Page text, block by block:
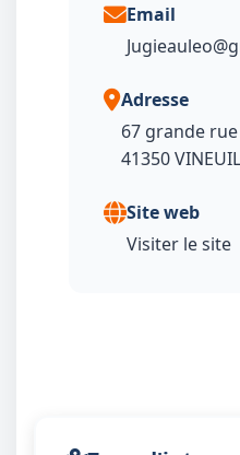
Email
Adresse
67 grande rue
Site web
Visiter le site